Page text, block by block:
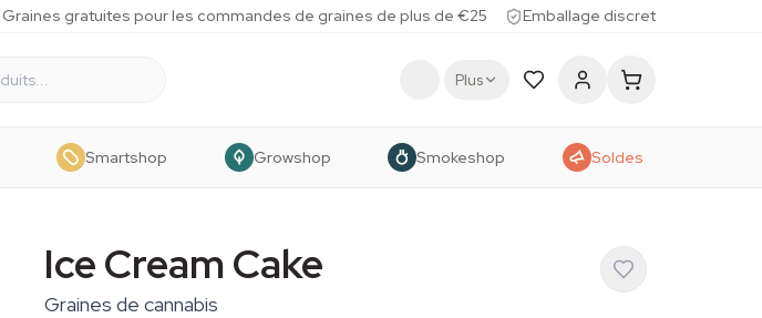
Graines gratuites pour les commandes de graines de plus de €25 Emballage discret
Plus
Smartshop Growshop Smokeshop Soldes
Ice Cream Cake
Graines de cannabis